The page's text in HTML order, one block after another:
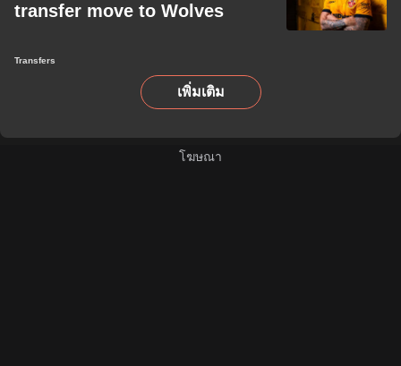
transfer move to Wolves
Transfers
เพิ่มเติม